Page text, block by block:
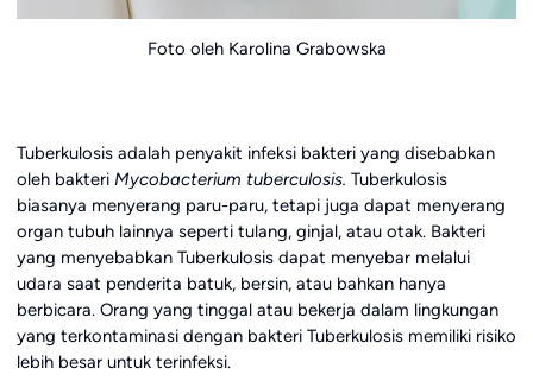
Foto oleh Karolina Grabowska
Tuberkulosis adalah penyakit infeksi bakteri yang disebabkan
oleh bakteri Mycobacterium tuberculosis. Tuberkulosis
biasanya menyerang paru-paru, tetapi juga dapat menyerang
organ tubuh lainnya seperti tulang, ginjal, atau otak. Bakteri
yang menyebabkan Tuberkulosis dapat menyebar melalui
udara saat penderita batuk, bersin, atau bahkan hanya
berbicara. Orang yang tinggal atau bekerja dalam lingkungan
yang terkontaminasi dengan bakteri Tuberkulosis memiliki risiko
lebih besar untuk terinfeksi.